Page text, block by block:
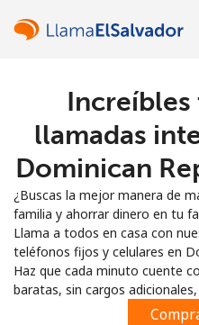
Increíbles
llamadas
Dominican
¿Buscas la mejor manera de
familia y ahorrar dinero en tu
Llama a todos en casa con
teléfonos fijos y celulares en
Haz que cada minuto cuente
baratas, sin cargos